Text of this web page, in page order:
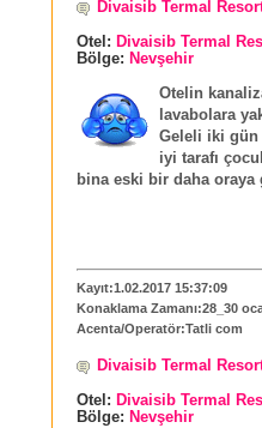
Divaisib Termal
Otel: Divaisib Termal
Bölge: Nevşehir
Otelin
lavabolara
Geleli iki gün
iyi tarafı
bina eski bir daha
Kayıt:1.02.2017 15:37:09
Konaklama Zamanı:28_30
Acenta/Operatör:Tatli com
Divaisib Termal
Otel: Divaisib Termal
Bölge: Nevşehir